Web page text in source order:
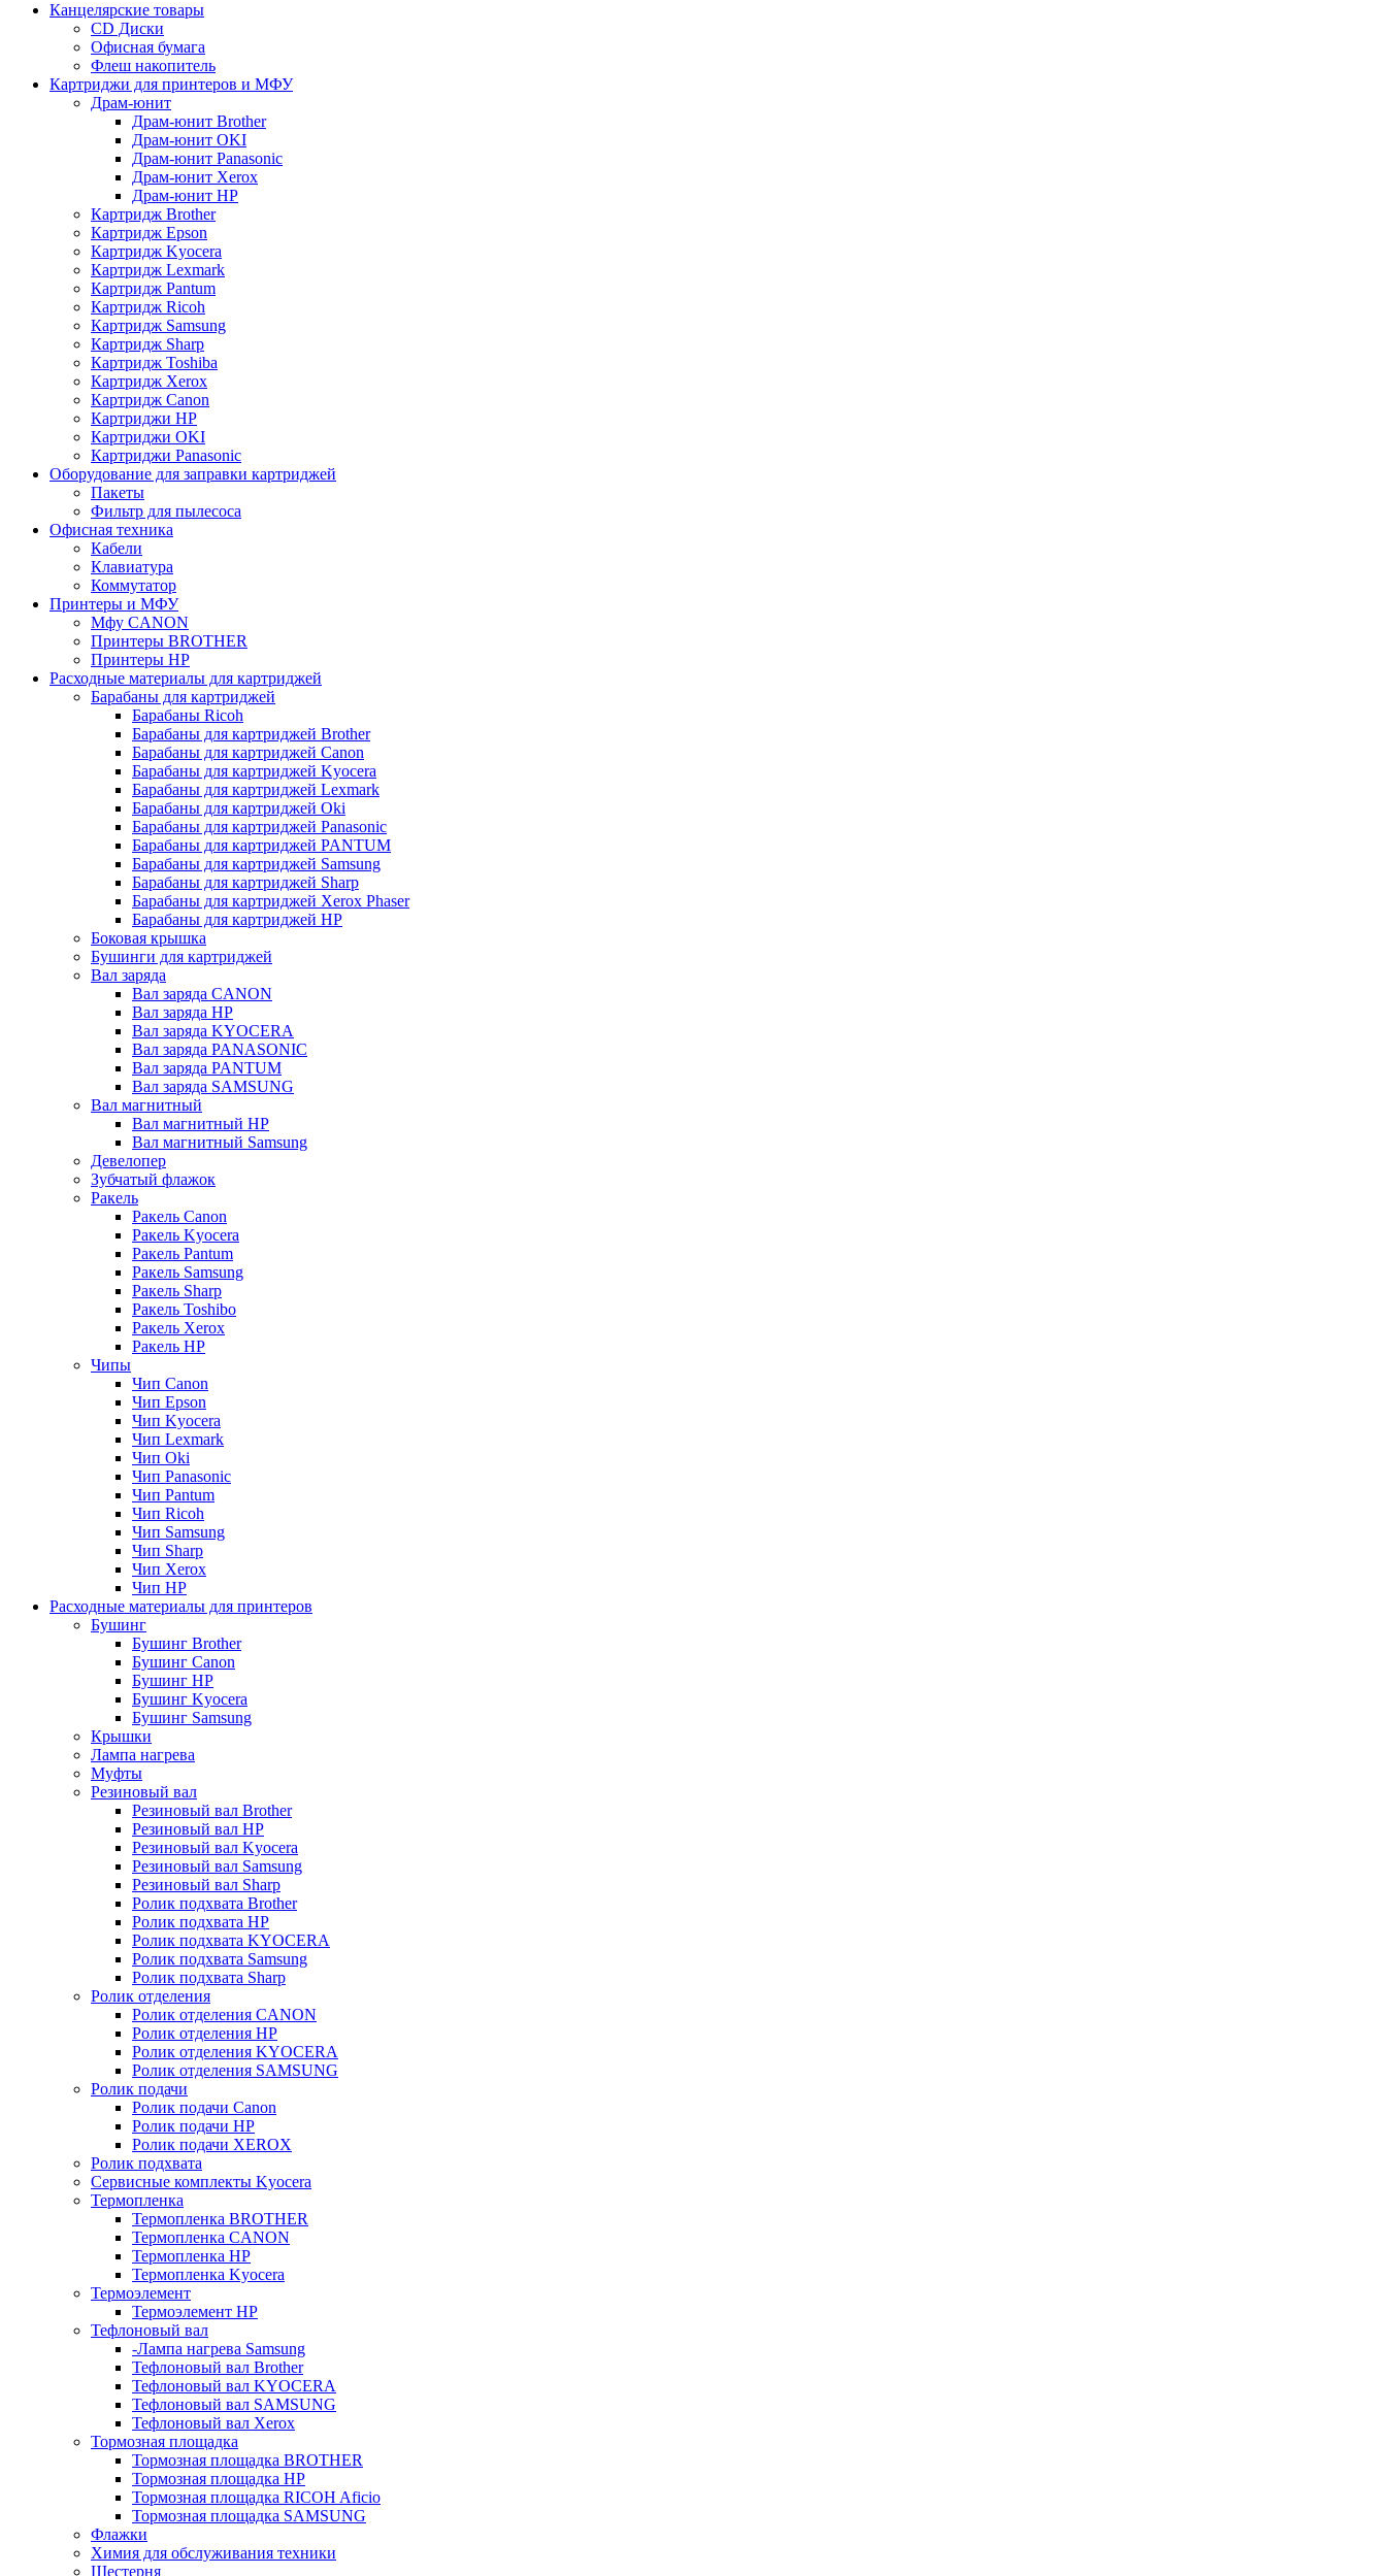
Канцелярские товары
CD Диски
Офисная бумага
Флеш накопитель
Картриджи для принтеров и МФУ
Драм-юнит
Драм-юнит Brother
Драм-юнит OKI
Драм-юнит Panasonic
Драм-юнит Xerox
Драм-юнит НР
Картридж Brother
Картридж Epson
Картридж Kyocera
Картридж Lexmark
Картридж Pantum
Картридж Ricoh
Картридж Samsung
Картридж Sharp
Картридж Toshiba
Картридж Xerox
Картридж Сanon
Картриджи HP
Картриджи OKI
Картриджи Panasonic
Оборудование для заправки картриджей
Пакеты
Фильтр для пылесоса
Офисная техника
Кабели
Клавиатура
Коммутатор
Принтеры и МФУ
Мфу CANON
Принтеры BROTHER
Принтеры HP
Расходные материалы для картриджей
Барабаны для картриджей
Барабаны Ricoh
Барабаны для картриджей Brother
Барабаны для картриджей Canon
Барабаны для картриджей Kyocera
Барабаны для картриджей Lexmark
Барабаны для картриджей Oki
Барабаны для картриджей Panasonic
Барабаны для картриджей PANTUM
Барабаны для картриджей Samsung
Барабаны для картриджей Sharp
Барабаны для картриджей Xerox Phaser
Барабаны для картриджей НР
Боковая крышка
Бушинги для картриджей
Вал заряда
Вал заряда CANON
Вал заряда HP
Вал заряда KYOCERA
Вал заряда PANASONIC
Вал заряда PANTUM
Вал заряда SAMSUNG
Вал магнитный
Вал магнитный HP
Вал магнитный Samsung
Девелопер
Зубчатый флажок
Ракель
Ракель Canon
Ракель Kyocera
Ракель Pantum
Ракель Samsung
Ракель Sharp
Ракель Toshibo
Ракель Xerox
Ракель НР
Чипы
Чип Canon
Чип Epson
Чип Kyocera
Чип Lexmark
Чип Oki
Чип Panasonic
Чип Pantum
Чип Ricoh
Чип Samsung
Чип Sharp
Чип Xerox
Чип НР
Расходные материалы для принтеров
Бушинг
Бушинг Brother
Бушинг Canon
Бушинг HP
Бушинг Kyocera
Бушинг Samsung
Крышки
Лампа нагрева
Муфты
Резиновый вал
Резиновый вал Brother
Резиновый вал HP
Резиновый вал Kyocera
Резиновый вал Samsung
Резиновый вал Sharp
Ролик подхвата Brother
Ролик подхвата HP
Ролик подхвата KYOCERA
Ролик подхвата Samsung
Ролик подхвата Sharp
Ролик отделения
Ролик отделения CANON
Ролик отделения HP
Ролик отделения KYOCERA
Ролик отделения SAMSUNG
Ролик подачи
Ролик подачи Canon
Ролик подачи HP
Ролик подачи XEROX
Ролик подхвата
Сервисные комплекты Kyocera
Термопленка
Термопленка BROTHER
Термопленка CANON
Термопленка HP
Термопленка Kyocera
Термоэлемент
Термоэлемент НР
Тефлоновый вал
-Лампа нагрева Samsung
Тефлоновый вал Brother
Тефлоновый вал KYOCERA
Тефлоновый вал SAMSUNG
Тефлоновый вал Xerox
Тормозная площадка
Тормозная площадка BROTHER
Тормозная площадка HP
Тормозная площадка RICOH Aficio
Тормозная площадка SAMSUNG
Флажки
Химия для обслуживания техники
Шестерня